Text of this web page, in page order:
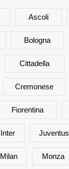
Ascoli
Bologna
Cittadella
Cremonese
Fiorentina
Inter Juventus
Milan Monza